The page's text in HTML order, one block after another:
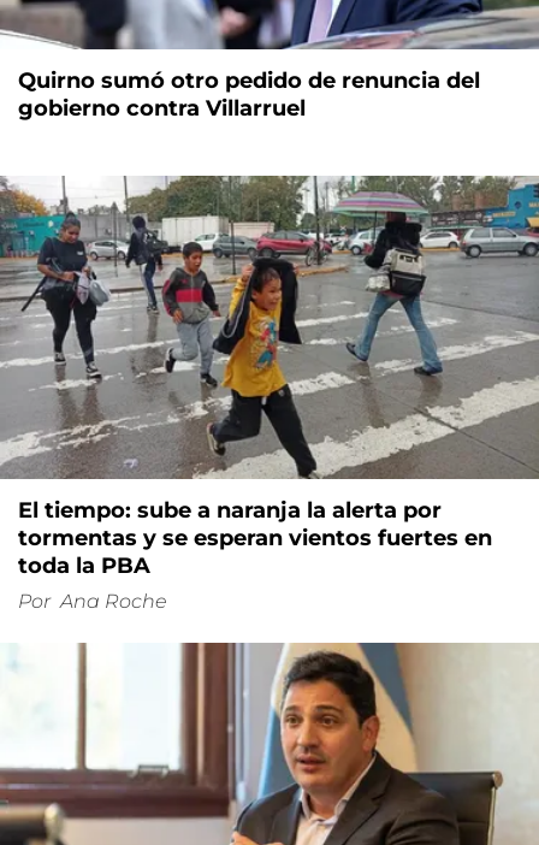
Quirno sumó otro pedido de renuncia del
gobierno contra Villarruel
El tiempo: sube a naranja la alerta por
tormentas y se esperan vientos fuertes en
toda la PBA
Por Ana Roche